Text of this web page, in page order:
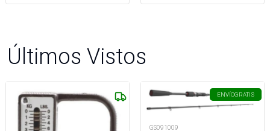
Últimos Vistos
ENVÍOGRATIS
GS091009